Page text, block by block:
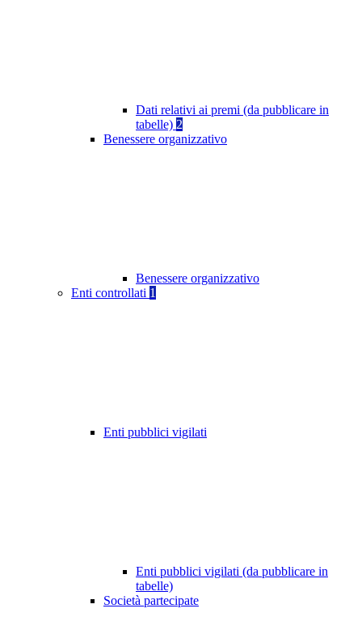
Dati relativi ai premi (da pubblicare in
tabelle) 2
Benessere organizzativo
Benessere organizzativo
Enti controllati 1
Enti pubblici vigilati
Enti pubblici vigilati (da pubblicare in
tabelle)
Società partecipate